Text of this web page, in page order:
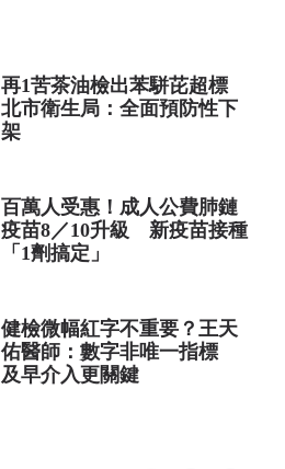
再1苦茶油檢出苯駢芘超標
北市衛生局：全面預防性下
架
百萬人受惠！成人公費肺鏈
疫苗8／10升級 新疫苗接種
「1劑搞定」
健檢微幅紅字不重要？王天
佑醫師：數字非唯一指標
及早介入更關鍵